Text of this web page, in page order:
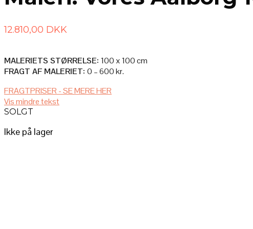
12.810,00 DKK
MALERIETS STØRRELSE: 100 x 100 cm
FRAGT AF MALERIET: 0 – 600 kr.
AFHENTNING I ATELIET
Afhenter du selv maleriet i ateliet, så er det selvfølgelig helt gratis!
FRAGTPRISER - SE MERE HER
Vis mindre tekst
SOLGT
Ikke på lager